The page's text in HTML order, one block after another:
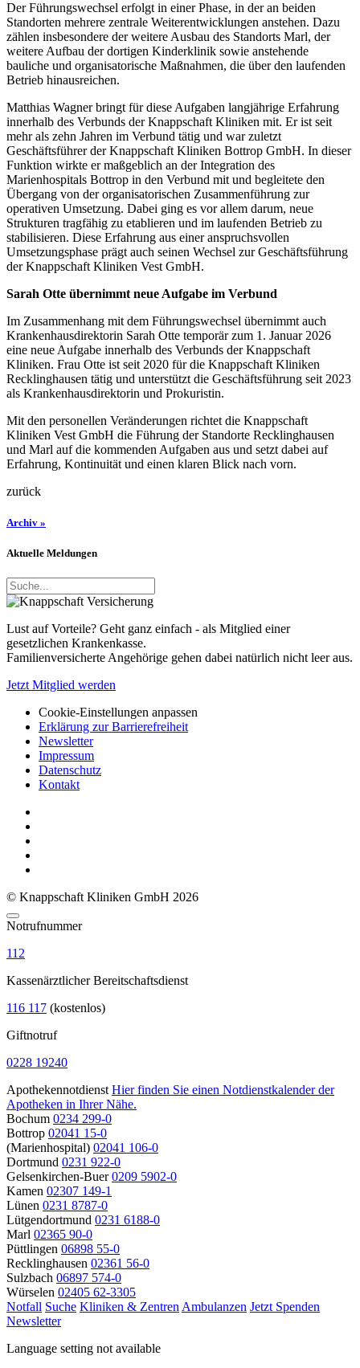
Der Führungswechsel erfolgt in einer Phase, in der an beiden
Standorten mehrere zentrale Weiterentwicklungen anstehen. Dazu
zählen insbesondere der weitere Ausbau des Standorts Marl, der
weitere Aufbau der dortigen Kinderklinik sowie anstehende
bauliche und organisatorische Maßnahmen, die über den laufenden
Betrieb hinausreichen.
Matthias Wagner bringt für diese Aufgaben langjährige Erfahrung
innerhalb des Verbunds der Knappschaft Kliniken mit. Er ist seit
mehr als zehn Jahren im Verbund tätig und war zuletzt
Geschäftsführer der Knappschaft Kliniken Bottrop GmbH. In dieser
Funktion wirkte er maßgeblich an der Integration des
Marienhospitals Bottrop in den Verbund mit und begleitete den
Übergang von der organisatorischen Zusammenführung zur
operativen Umsetzung. Dabei ging es vor allem darum, neue
Strukturen tragfähig zu etablieren und im laufenden Betrieb zu
stabilisieren. Diese Erfahrung aus einer anspruchsvollen
Umsetzungsphase prägt auch seinen Wechsel zur Geschäftsführung
der Knappschaft Kliniken Vest GmbH.
Sarah Otte übernimmt neue Aufgabe im Verbund
Im Zusammenhang mit dem Führungswechsel übernimmt auch
Krankenhausdirektorin Sarah Otte temporär zum 1. Januar 2026
eine neue Aufgabe innerhalb des Verbunds der Knappschaft
Kliniken. Frau Otte ist seit 2020 für die Knappschaft Kliniken
Recklinghausen tätig und unterstützt die Geschäftsführung seit 2023
als Krankenhausdirektorin und Prokuristin.
Mit den personellen Veränderungen richtet die Knappschaft
Kliniken Vest GmbH die Führung der Standorte Recklinghausen
und Marl auf die kommenden Aufgaben aus und setzt dabei auf
Erfahrung, Kontinuität und einen klaren Blick nach vorn.
zurück
Archiv »
Aktuelle Meldungen
Lust auf Vorteile? Geht ganz einfach - als Mitglied einer
gesetzlichen Krankenkasse.
Familienversicherte Angehörige gehen dabei natürlich nicht leer aus.
Jetzt Mitglied werden
Cookie-Einstellungen anpassen
Erklärung zur Barrierefreiheit
Newsletter
Impressum
Datenschutz
Kontakt
© Knappschaft Kliniken GmbH 2026
Notrufnummer
112
Kassenärztlicher Bereitschaftsdienst
116 117 (kostenlos)
Giftnotruf
0228 19240
Apothekennotdienst Hier finden Sie einen Notdienstkalender der
Apotheken in Ihrer Nähe.
Bochum 0234 299-0
Bottrop 02041 15-0
(Marienhospital) 02041 106-0
Dortmund 0231 922-0
Gelsenkirchen-Buer 0209 5902-0
Kamen 02307 149-1
Lünen 0231 8787-0
Lütgendortmund 0231 6188-0
Marl 02365 90-0
Püttlingen 06898 55-0
Recklinghausen 02361 56-0
Sulzbach 06897 574-0
Würselen 02405 62-3305
Notfall Suche Kliniken & Zentren Ambulanzen Jetzt Spenden
Newsletter
Language setting not available